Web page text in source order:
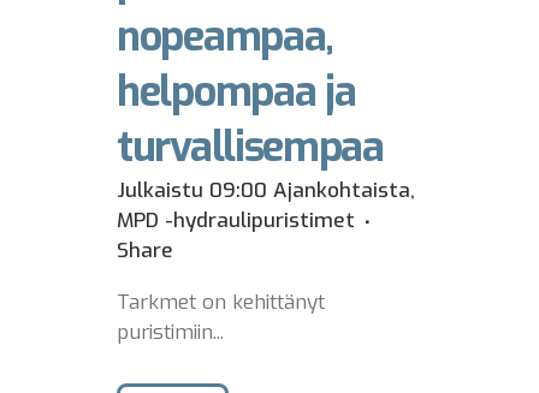
nopeampaa,
helpompaa ja
turvallisempaa
Julkaistu 09:00 Ajankohtaista,
MPD -hydraulipuristimet
Share
Tarkmet on kehittänyt
puristimiin...